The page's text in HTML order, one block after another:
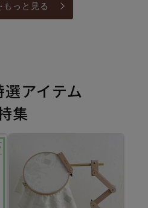
もっと見る
アイテム
集